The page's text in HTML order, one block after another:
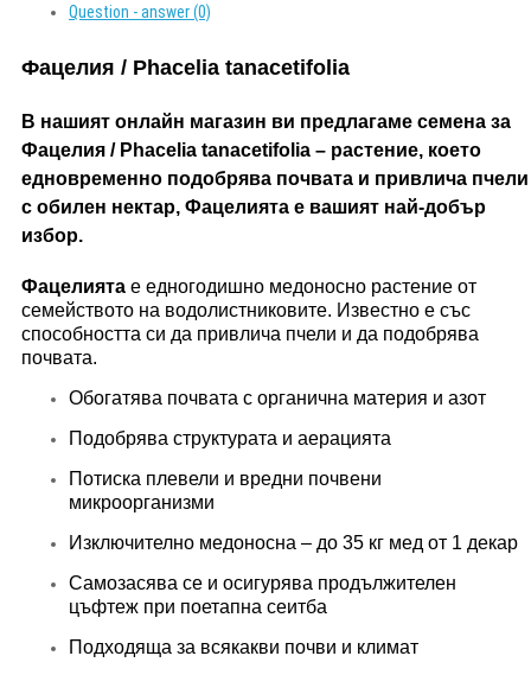
Question - answer (0)
Фацелия / Phacelia tanacetifolia
В нашият онлайн магазин ви предлагаме семена за
Фацелия / Phacelia tanacetifolia – растение, което
едновременно подобрява почвата и привлича пчели
с обилен нектар, Фацелията е вашият най-добър
избор.
Фацелията е едногодишно медоносно растение от
семейството на водолистниковите. Известно е със
способността си да привлича пчели и да подобрява
почвата.
Обогатява почвата с органична материя и азот
Подобрява структурата и аерацията
Потиска плевели и вредни почвени
микроорганизми
Изключително медоносна – до 35 кг мед от 1 декар
Самозасява се и осигурява продължителен
цъфтеж при поетапна сеитба
Подходяща за всякакви почви и климат